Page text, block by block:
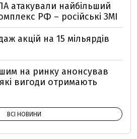
атакували найбільший
РФ – російські ЗМІ
акцій на 15 мільярдів
на ринку анонсував
вигоди отримають
ВСІ НОВИНИ